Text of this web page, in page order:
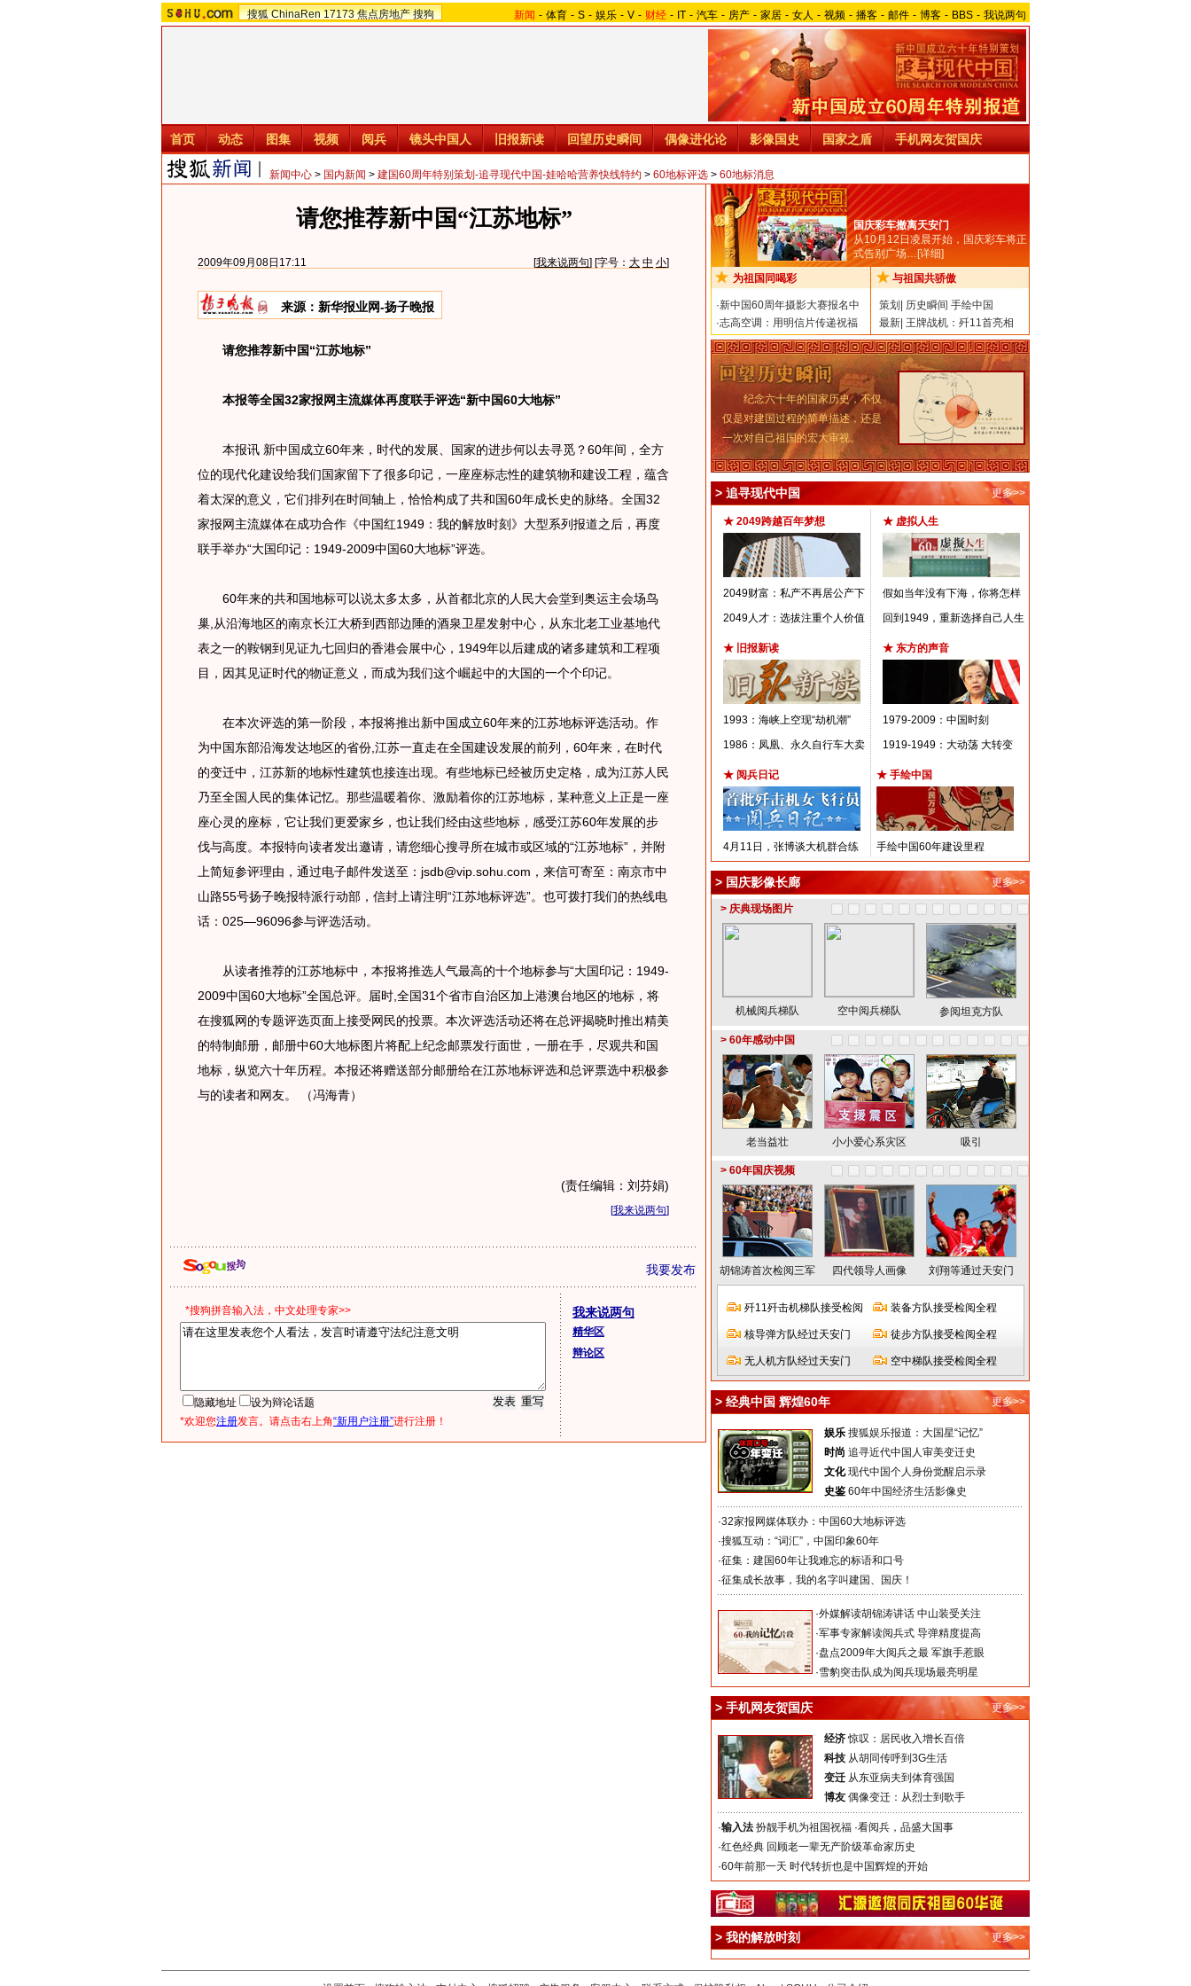
搜狐 ChinaRen 17173 焦点房地产 搜狗 新闻 - 体育 - S - 娱乐 - V - 财经 - IT - 汽车 - 房产 - 家居 - 女人 - 视频 - 播客 - 邮件 - 博客 - BBS - 我说两句
首页 动态 图集 视频 阅兵 镜头中国人 旧报新读 回望历史瞬间 偶像进化论 影像国史 国家之盾 手机网友贺国庆
新闻中心 > 国内新闻 > 建国60周年特别策划-追寻现代中国-娃哈哈营养快线特约 > 60地标评选 > 60地标消息
请您推荐新中国“江苏地标”
2009年09月08日17:11 [我来说两句] [字号： 大 中 小]
来源： 新华报业网-扬子晚报
请您推荐新中国“江苏地标”
本报等全国32家报网主流媒体再度联手评选“新中国60大地标”
本报讯 新中国成立60年来，时代的发展、国家的进步何以去寻觅？60年间，全方
位的现代化建设给我们国家留下了很多印记，一座座标志性的建筑物和建设工程，蕴含
着太深的意义，它们排列在时间轴上，恰恰构成了共和国60年成长史的脉络。全国32
家报网主流媒体在成功合作《中国红1949：我的解放时刻》大型系列报道之后，再度
联手举办“大国印记：1949-2009中国60大地标”评选。
60年来的共和国地标可以说太多太多，从首都北京的人民大会堂到奥运主会场鸟
巢,从沿海地区的南京长江大桥到西部边陲的酒泉卫星发射中心，从东北老工业基地代
表之一的鞍钢到见证九七回归的香港会展中心，1949年以后建成的诸多建筑和工程项
目，因其见证时代的物证意义，而成为我们这个崛起中的大国的一个个印记。
在本次评选的第一阶段，本报将推出新中国成立60年来的江苏地标评选活动。作
为中国东部沿海发达地区的省份,江苏一直走在全国建设发展的前列，60年来，在时代
的变迁中，江苏新的地标性建筑也接连出现。有些地标已经被历史定格，成为江苏人民
乃至全国人民的集体记忆。那些温暖着你、激励着你的江苏地标，某种意义上正是一座
座心灵的座标，它让我们更爱家乡，也让我们经由这些地标，感受江苏60年发展的步
伐与高度。本报特向读者发出邀请，请您细心搜寻所在城市或区域的“江苏地标”，并附
上简短参评理由，通过电子邮件发送至：jsdb@vip.sohu.com，来信可寄至：南京市中
山路55号扬子晚报特派行动部，信封上请注明“江苏地标评选”。也可拨打我们的热线电
话：025—96096参与评选活动。
从读者推荐的江苏地标中，本报将推选人气最高的十个地标参与“大国印记：1949-
2009中国60大地标”全国总评。届时,全国31个省市自治区加上港澳台地区的地标，将
在搜狐网的专题评选页面上接受网民的投票。本次评选活动还将在总评揭晓时推出精美
的特制邮册，邮册中60大地标图片将配上纪念邮票发行面世，一册在手，尽观共和国
地标，纵览六十年历程。本报还将赠送部分邮册给在江苏地标评选和总评票选中积极参
与的读者和网友。 （冯海青）
(责任编辑：刘芬娟)
[我来说两句]
我要发布
*搜狗拼音输入法，中文处理专家>>
隐藏地址
设为辩论话题
*欢迎您注册发言。请点击右上角“新用户注册”进行注册！
我来说两句
精华区
辩论区
国庆彩车撤离天安门
从10月12日凌晨开始，国庆彩车将正
式告别广场…[详细]
为祖国同喝彩
·新中国60周年摄影大赛报名中
·志高空调：用明信片传递祝福
与祖国共骄傲
策划 历史瞬间 手绘中国
最新 王牌战机：歼11首亮相
纪念六十年的国家历史，不仅
仅是对建国过程的简单描述，还是
一次对自己祖国的宏大审视。
更多>>
> 追寻现代中国
★ 2049跨越百年梦想
2049财富：私产不再居公产下
2049人才：选拔注重个人价值
★ 虚拟人生
假如当年没有下海，你将怎样
回到1949，重新选择自己人生
★ 旧报新读
1993：海峡上空现“劫机潮”
1986：凤凰、永久自行车大卖
★ 东方的声音
1979-2009：中国时刻
1919-1949：大动荡 大转变
★ 阅兵日记
4月11日，张博谈大机群合练
★ 手绘中国
手绘中国60年建设里程
更多>>
> 国庆影像长廊
> 庆典现场图片
机械阅兵梯队 空中阅兵梯队 参阅坦克方队
> 60年感动中国
老当益壮 小小爱心系灾区 吸引
> 60年国庆视频
胡锦涛首次检阅三军 四代领导人画像 刘翔等通过天安门
歼11歼击机梯队接受检阅
核导弹方队经过天安门
无人机方队经过天安门
装备方队接受检阅全程
徒步方队接受检阅全程
空中梯队接受检阅全程
更多>>
> 经典中国 辉煌60年
娱乐 搜狐娱乐报道：大国星“记忆”
时尚 追寻近代中国人审美变迁史
文化 现代中国个人身份觉醒启示录
史鉴 60年中国经济生活影像史
·32家报网媒体联办：中国60大地标评选
·搜狐互动：“词汇”，中国印象60年
·征集：建国60年让我难忘的标语和口号
·征集成长故事，我的名字叫建国、国庆！
·外媒解读胡锦涛讲话 中山装受关注
·军事专家解读阅兵式 导弹精度提高
·盘点2009年大阅兵之最 军旗手惹眼
·雪豹突击队成为阅兵现场最亮明星
更多>>
> 手机网友贺国庆
经济 惊叹：居民收入增长百倍
科技 从胡同传呼到3G生活
变迁 从东亚病夫到体育强国
博友 偶像变迁：从烈士到歌手
·输入法 扮靓手机为祖国祝福·看阅兵，品盛大国事
·红色经典 回顾老一辈无产阶级革命家历史
·60年前那一天 时代转折也是中国辉煌的开始
更多>>
> 我的解放时刻